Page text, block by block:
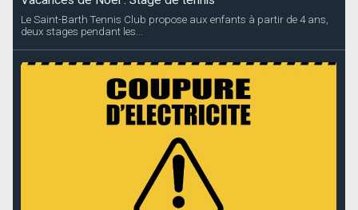
Le Saint-Barth Tennis Club propose aux enfants à partir de 4 ans,
deux stages pendant les...